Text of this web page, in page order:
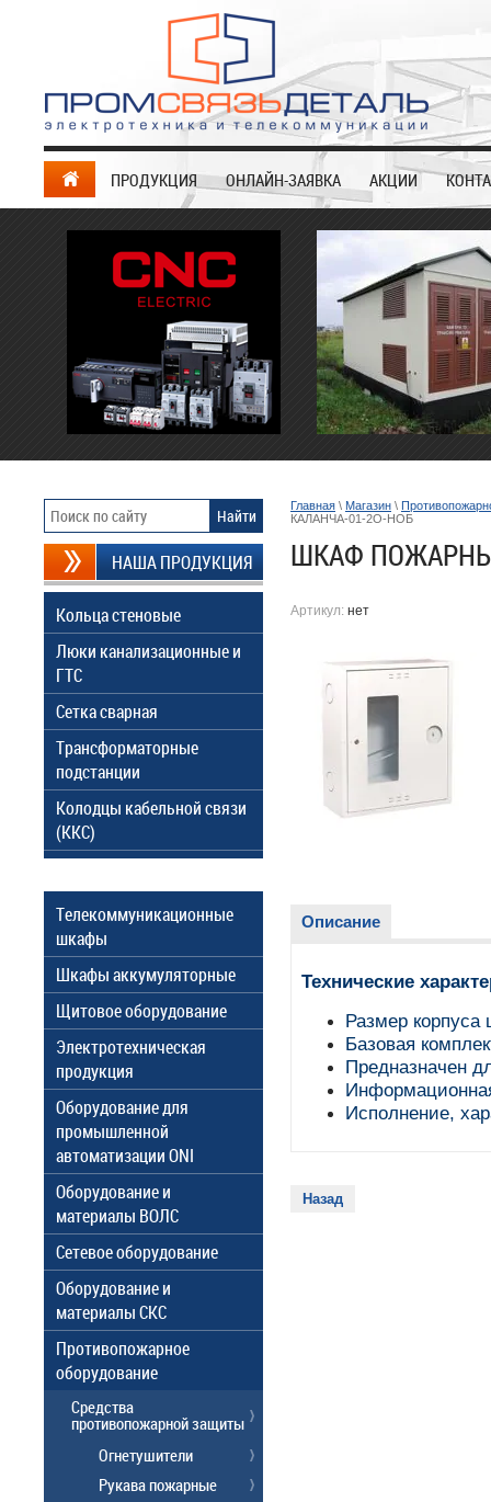
ПРОДУКЦИЯ ОНЛАЙН-ЗАЯВКА АКЦИИ
Главная \ Магазин \
КАЛАНЧА-01-2О-НОБ
ШКАФ
Артикул: нет
Описание
Технические
Размер
Базовая
Предназначен
Исполнение,
Назад
НАША ПРОДУКЦИЯ
Кольца стеновые
Люки канализационные и
ГТС
Сетка сварная
Трансформаторные
подстанции
Колодцы кабельной связи
(ККС)
Телекоммуникационные
шкафы
Шкафы аккумуляторные
Щитовое оборудование
Электротехническая
продукция
Оборудование для
промышленной
автоматизации ONI
Оборудование и
материалы ВОЛС
Сетевое оборудование
Оборудование и
материалы СКС
Противопожарное
оборудование
Средства
противопожарной защиты
Огнетушители
Рукава пожарные